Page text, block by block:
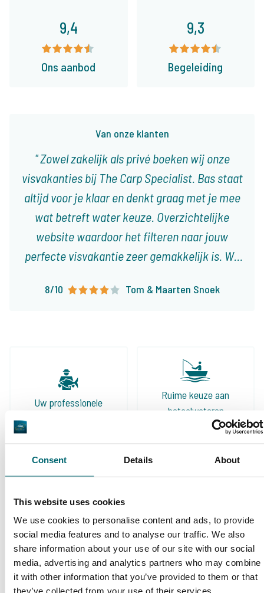
Consent Details About
This website uses cookies
We use cookies to personalise content and ads, to provide
social media features and to analyse our traffic. We also
share information about your use of our site with our social
media, advertising and analytics partners who may combine
it with other information that you’ve provided to them or that
they’ve collected from your use of their services.
Van onze klanten
Zowel zakelijk als privé boeken wij onze
visvakanties bij The Carp Specialist. Bas staat
altijd voor je klaar en denkt graag met je mee
wat betreft water keuze. Overzichtelijke
website waardoor het filteren naar jouw
perfecte visvakantie zeer gemakkelijk is. Wij
The Carp Specialist en zullen dat zonder
8/10 Tom & Maarten Snoek
9,4
Ons aanbod
9,3
Begeleiding
Uw professionele
Ruime keuze aan
betaalwateren
Al 152.931 tevreden
vissers geholpen
community
karpervissers